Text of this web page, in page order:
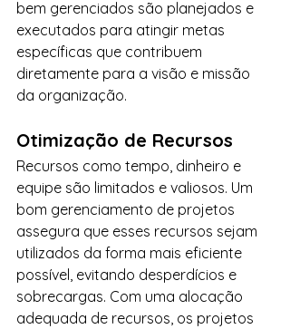
bem gerenciados são planejados e
executados para atingir metas
específicas que contribuem
diretamente para a visão e missão
da organização.
Otimização de Recursos
Recursos como tempo, dinheiro e
equipe são limitados e valiosos. Um
bom gerenciamento de projetos
assegura que esses recursos sejam
utilizados da forma mais eficiente
possível, evitando desperdícios e
sobrecargas. Com uma alocação
adequada de recursos, os projetos